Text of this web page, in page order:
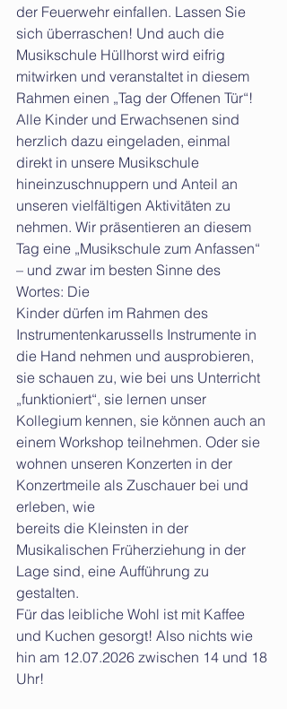
der Feuerwehr einfallen. Lassen Sie
sich überraschen! Und auch die
Musikschule Hüllhorst wird eifrig
mitwirken und veranstaltet in diesem
Rahmen einen „Tag der Offenen Tür“!
Alle Kinder und Erwachsenen sind
herzlich dazu eingeladen, einmal
direkt in unsere Musikschule
hineinzuschnuppern und Anteil an
unseren vielfältigen Aktivitäten zu
nehmen. Wir präsentieren an diesem
Tag eine „Musikschule zum Anfassen“
– und zwar im besten Sinne des
Wortes: Die
Kinder dürfen im Rahmen des
Instrumentenkarussells Instrumente in
die Hand nehmen und ausprobieren,
sie schauen zu, wie bei uns Unterricht
„funktioniert“, sie lernen unser
Kollegium kennen, sie können auch an
einem Workshop teilnehmen. Oder sie
wohnen unseren Konzerten in der
Konzertmeile als Zuschauer bei und
erleben, wie
bereits die Kleinsten in der
Musikalischen Früherziehung in der
Lage sind, eine Aufführung zu
gestalten.
Für das leibliche Wohl ist mit Kaffee
und Kuchen gesorgt! Also nichts wie
hin am 12.07.2026 zwischen 14 und 18
Uhr!